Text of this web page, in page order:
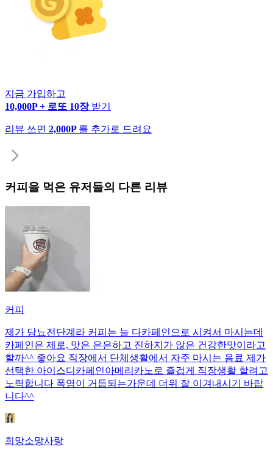
지금 가입하고
10,000P + 로또 10장 받기
리뷰 쓰면 2,000P 를 추가로 드려요
커피 을 먹은 유저들의 다른 리뷰
커피
제가 당뇨전단계라 커피는 늘 다카페인으로 시켜서 마시는데
카페인은 제로, 맛은 은은하고 진하지가 않은 건강한맛이라고
할까^^ 좋아요 직장에서 단체생활에서 자주 마시는 음료 제가
선택한 아이스디카페인아메리카노로 즐겁게 직장생활 할려고
노력합니다 폭염이 거듭되는가운데 더위 잘 이겨내시기 바랍
니다^^
희망소망사랑